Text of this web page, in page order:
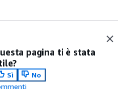
pagina ti è stata
Sì
No